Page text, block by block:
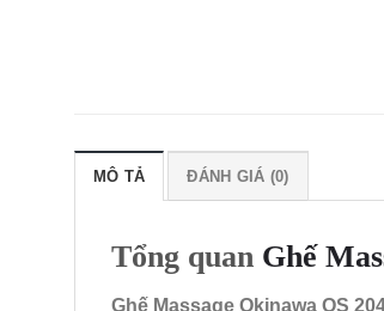
MÔ TẢ ĐÁNH GIÁ (0)
Tổng quan Ghế
Ghế Massage Okinawa OS